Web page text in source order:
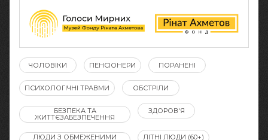
ЧОЛОВІКИ ПЕНСІОНЕРИ ПОРАНЕНІ
ПСИХОЛОГІЧНІ ТРАВМИ ОБСТРІЛИ
БЕЗПЕКА ТА
ЖИТТЄЗАБЕЗПЕЧЕННЯ
ЗДОРОВ'Я
ЛЮДИ З ОБМЕЖЕНИМИ ЛІТНІ ЛЮДИ (60+)